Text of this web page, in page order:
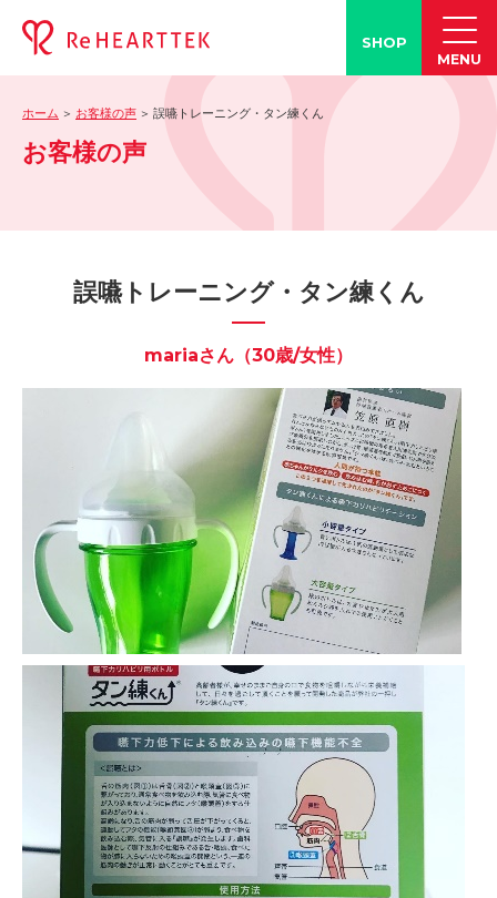
-ブログ
-学会発表情報
-お客様の声
-メディア紹介事例
誤嚥・誤嚥性肺炎の知識
-誤嚥・誤嚥性肺炎とは
-誤嚥のQ&A(コラム)
-誤嚥・誤嚥性肺炎の予防策
会社情報
ショップ
電話する
SHOP
MENU
ホーム お客様の声 誤嚥トレーニング・タン練くん
お客様の声
誤嚥トレーニング・タン練くん
mariaさん（30歳/女性）